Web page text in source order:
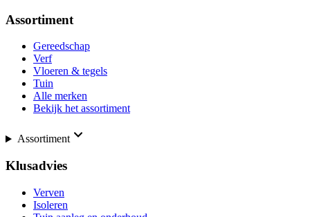
Assortiment
Gereedschap
Verf
Vloeren & tegels
Tuin
Alle merken
Bekijk het assortiment
Assortiment
Klusadvies
Verven
Isoleren